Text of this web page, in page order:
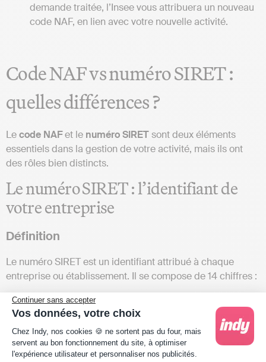
Continuer sans accepter
Vos données, votre choix
Plateforme de Gestion du Consentement :
Chez Indy, nos cookies 🍪 ne sortent pas du four, mais
servent au bon fonctionnement du site, à optimiser
l'expérience utilisateur et personnaliser nos publicités.
demande traitée, l’Insee vous attribuera un nouveau
code NAF, en lien avec votre nouvelle activité.
Code NAF vs numéro SIRET :
quelles différences ?
Lecode NAFet le numéroSIRETsont deux éléments
essentiels dans la gestion de votre activité, mais ils ont
des rôles bien distincts.
Le numéro SIRET : l’identifiant de
votre entreprise
Définition
Le numéro SIRET est un identifiant attribué à chaque
entreprise ou établissement. Il se compose de 14 chiffres :
Les9premiers chiffres : le SIREN, qui identifie
l’entreprise dans son ensemble ;
Les 5derniers chiffres : un code unique qui identifie
spécifiquement l’établissement (site d’activité) de
l’entreprise.